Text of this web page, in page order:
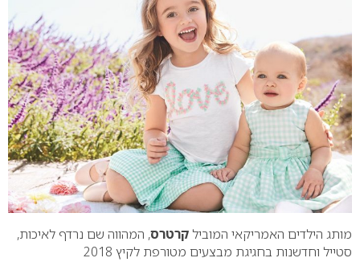
מותג הילדים האמריקאי המובילקרטרס, המהווה שם נרדף לאיכות,
סטייל וחדשנות בחגיגת מבצעים מטורפת לקיץ 2018